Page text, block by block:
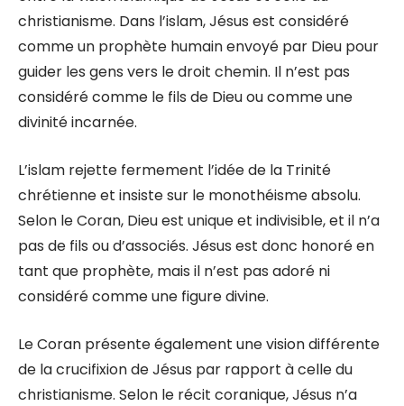
christianisme. Dans l’islam, Jésus est considéré
comme un prophète humain envoyé par Dieu pour
guider les gens vers le droit chemin. Il n’est pas
considéré comme le fils de Dieu ou comme une
divinité incarnée.
L’islam rejette fermement l’idée de la Trinité
chrétienne et insiste sur le monothéisme absolu.
Selon le Coran, Dieu est unique et indivisible, et il n’a
pas de fils ou d’associés. Jésus est donc honoré en
tant que prophète, mais il n’est pas adoré ni
considéré comme une figure divine.
Le Coran présente également une vision différente
de la crucifixion de Jésus par rapport à celle du
christianisme. Selon le récit coranique, Jésus n’a